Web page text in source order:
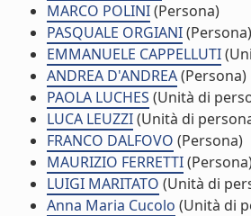
MARCO POLINI(Persona)
PASQUALE ORGIANI(Persona)
EMMANUELE CAPPELLUTI
ANDREA D'ANDREA(Persona)
PAOLA LUCHES (Unità di
LUCA LEUZZI(Unità di
FRANCO DALFOVO (Persona)
MAURIZIO FERRETTI
LUIGI MARITATO (Unità di
Anna Maria Cucolo (Unità di